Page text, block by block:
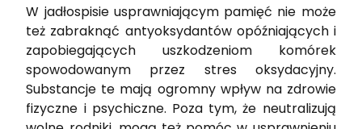
W jadłospisie usprawniającym pamięć nie może
też zabraknąć antyoksydantów opóźniających i
zapobiegających uszkodzeniom komórek
spowodowanym przez stres oksydacyjny.
Substancje te mają ogromny wpływ na zdrowie
fizyczne i psychiczne. Poza tym, że neutralizują